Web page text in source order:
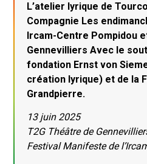
L’atelier lyrique de
Compagnie Les
Ircam-Centre Pompidou
Gennevilliers Avec le
fondation Ernst von
création lyrique) et de la
Grandpierre.
13 juin 2025
T2G Théâtre de
Festival Manifeste de